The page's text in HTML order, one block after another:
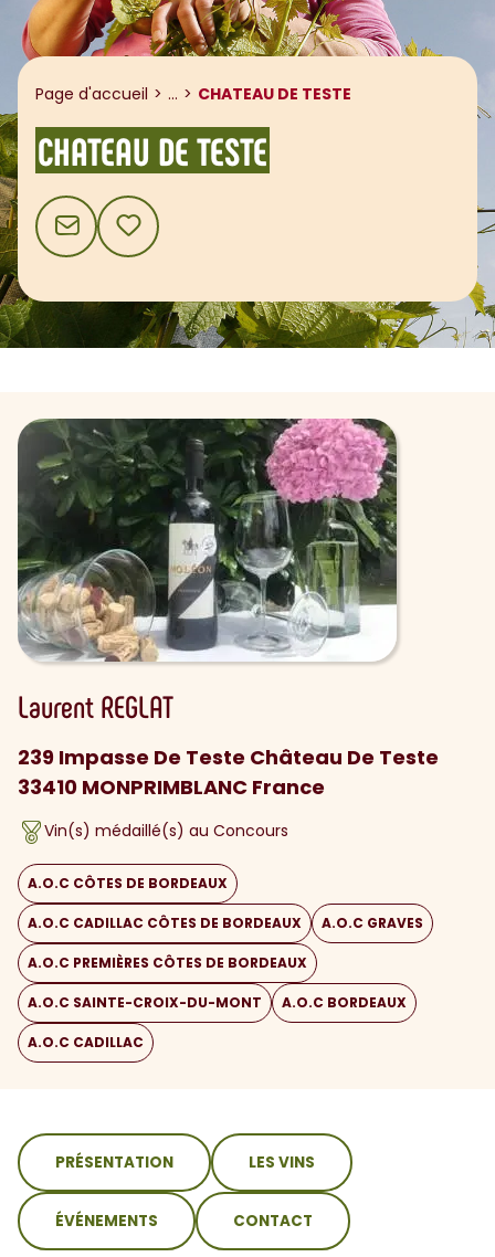
Page d'accueil ... Afficher le fil d'ariane
CHATEAU DE TESTE
CHATEAU DE TESTE
CONTACTAJOUTER AUX FAVORIS
Laurent REGLAT
239 Impasse De Teste Château De Teste
33410 MONPRIMBLANC France
Vin(s) médaillé(s) au Concours
A.O.C CÔTES DE BORDEAUX
A.O.C CADILLAC CÔTES DE BORDEAUX A.O.C GRAVES
A.O.C PREMIÈRES CÔTES DE BORDEAUX
A.O.C SAINTE-CROIX-DU-MONT A.O.C BORDEAUX
A.O.C CADILLAC
sommaire
PRÉSENTATION LES VINS
ÉVÉNEMENTS CONTACT